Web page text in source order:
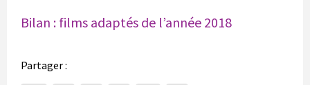
Bilan : films adaptés de l’année 2018
Partager :